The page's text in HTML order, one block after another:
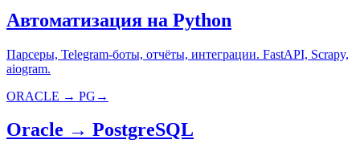
Автоматизация на Python
Парсеры, Telegram-боты, отчёты, интеграции. FastAPI, Scrapy,
aiogram.
ORACLE → PG →
Oracle → PostgreSQL